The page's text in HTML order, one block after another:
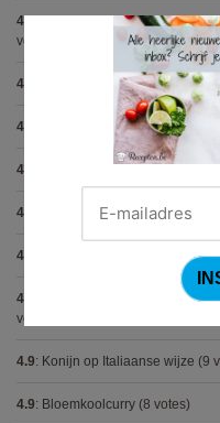
4.9 Volkorenspaghetti in
votes)
4.9 Gegrilde nougat met
4.9 Gegratineerde gehaktballen
4.9
4.9 Pizza chicken BBQ(11 votes)
4.9 Steak chimichurri (Gordon
4.9 Aspergepuree met garnalen
votes)
4.9: Konijn op Italiaanse wijze (9
4.9: Bloemkoolcurry (8 votes)